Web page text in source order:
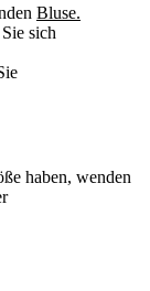
Bluse.
sich
haben, wenden